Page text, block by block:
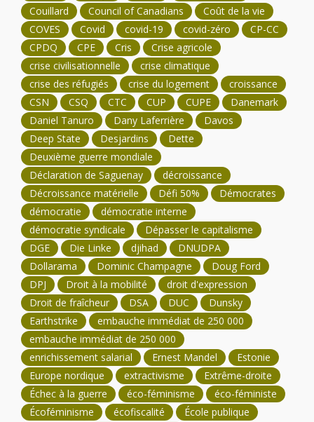
Couillard
Council of Canadians
Coût de la vie
COVES
Covid covid-19 covid-zéro
CP-CC
CPDQ
CPE Cris
Crise agricole
crise civilisationnelle
crise climatique
crise des réfugiés
crise du logement
croissance
CSN
CSQ CTC CUP CUPE
Danemark
Daniel Tanuro
Dany Laferrière
Davos
Deep State
Desjardins
Dette
Deuxième guerre mondiale
Déclaration de Saguenay
décroissance
Décroissance matérielle
Défi 50%
Démocrates
démocratie
démocratie interne
démocratie syndicale
Dépasser le capitalisme
DGE
Die Linke djihad
DNUDPA
Dollarama
Dominic Champagne
Doug Ford
DPJ
Droit à la mobilité
droit d'expression
Droit de fraîcheur
DSA DUC
Dunsky
Earthstrike
embauche immédiat de 250 000
embauche immédiat de 250 000
enrichissement salarial
Ernest Mandel
Estonie
Europe nordique
extractivisme
Extrême-droite
Échec à la guerre
éco-féminisme
éco-féministe
Écoféminisme
écofiscalité
École publique